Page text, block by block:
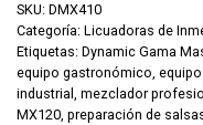
SKU: DMX410
Categoría: Licuadoras de
Etiquetas: Dynamic Gama
equipo gastronómico,
industrial , mezclador
MX120, preparación de